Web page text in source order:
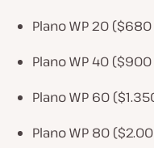
Plano WP 20
Plano WP 40
Plano WP 60
Plano WP 80